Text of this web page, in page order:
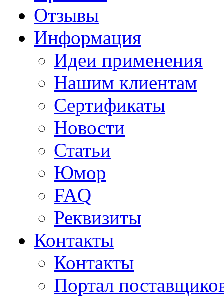
Отзывы
Информация
Идеи применения
Нашим клиентам
Сертификаты
Новости
Статьи
Юмор
FAQ
Реквизиты
Контакты
Контакты
Портал